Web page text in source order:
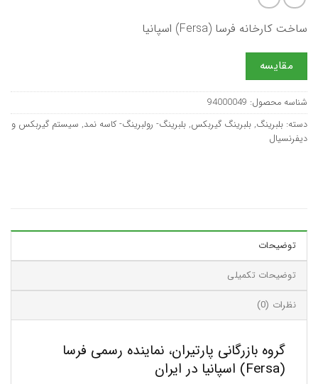
ساخت کارخانه فرسا (Fersa) اسپانیا
مقایسه
شناسه محصول: 94000049
دسته: بلبرینگ, بلبرینگ گیربکس, بلبرینگ- رولبرینگ- کاسه نمد, سیستم گیربکس و
دیفرنسیال
توضیحات
توضیحات تکمیلی
نظرات (0)
گروه بازرگانی پارتیران، نماینده رسمی فرسا
(Fersa) اسپانیا در ایران